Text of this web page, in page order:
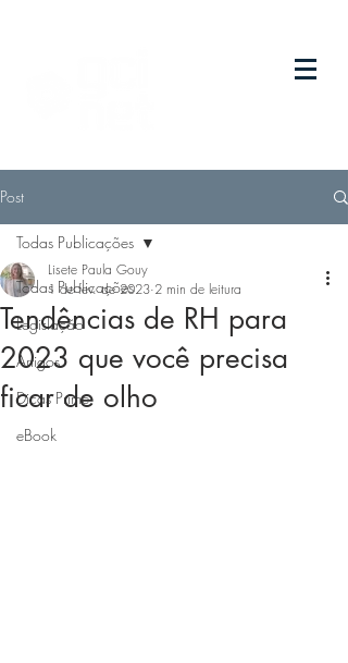
Post
Todas Publicações
Legislação
Artigos
Dicas Prime
eBook
Todas Publicações
Tendências de RH para
2023 que você precisa
ficar de olho
Lisete Paula Gouy
1 de fev. de 2023 2 min de leitura